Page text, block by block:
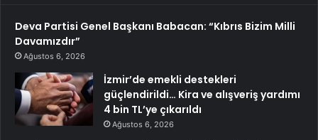
Deva Partisi Genel Başkanı Babacan: “Kıbrıs Bizim Milli
Davamızdır”
Ağustos 6, 2026
İzmir’de emekli destekleri
güçlendirildi… Kira ve alışveriş yardımı
4 bin TL’ye çıkarıldı
Ağustos 6, 2026